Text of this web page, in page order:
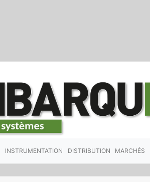
INSTRUMENTATION DISTRIBUTION MARCHÉS